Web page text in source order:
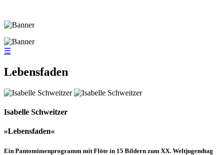
☰
Lebensfaden
Isabelle Schweitzer
»Lebensfaden«
Ein Pantomimenprogramm mit Flöte in 15 Bildern zum XX. Weltjugendtag